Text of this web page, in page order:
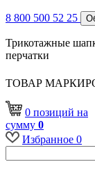
8 800 500 52 25
Трикотажные
перчатки
ТОВАР
0 позиций на
сумму 0
Избранное 0